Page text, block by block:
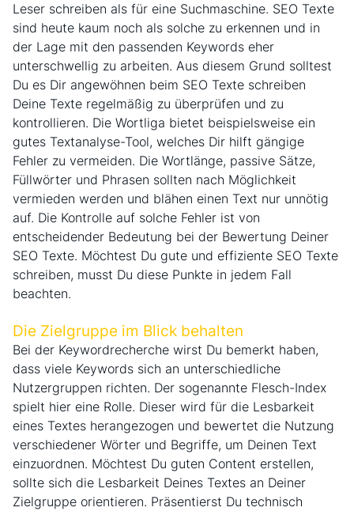
Leser schreiben als für eine Suchmaschine. SEO Texte
sind heute kaum noch als solche zu erkennen und in
der Lage mit den passenden Keywords eher
unterschwellig zu arbeiten. Aus diesem Grund solltest
Du es Dir angewöhnen beim SEO Texte schreiben
Deine Texte regelmäßig zu überprüfen und zu
kontrollieren. Die Wortliga bietet beispielsweise ein
gutes Textanalyse-Tool, welches Dir hilft gängige
Fehler zu vermeiden. Die Wortlänge, passive Sätze,
Füllwörter und Phrasen sollten nach Möglichkeit
vermieden werden und blähen einen Text nur unnötig
auf. Die Kontrolle auf solche Fehler ist von
entscheidender Bedeutung bei der Bewertung Deiner
SEO Texte. Möchtest Du gute und effiziente SEO Texte
schreiben, musst Du diese Punkte in jedem Fall
beachten.
Die Zielgruppe im Blick behalten
Bei der Keywordrecherche wirst Du bemerkt haben,
dass viele Keywords sich an unterschiedliche
Nutzergruppen richten. Der sogenannte Flesch-Index
spielt hier eine Rolle. Dieser wird für die Lesbarkeit
eines Textes herangezogen und bewertet die Nutzung
verschiedener Wörter und Begriffe, um Deinen Text
einzuordnen. Möchtest Du guten Content erstellen,
sollte sich die Lesbarkeit Deines Textes an Deiner
Zielgruppe orientieren. Präsentierst Du technisch